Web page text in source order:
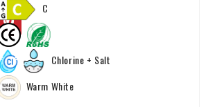
C
Chlorine + Salt
Warm White